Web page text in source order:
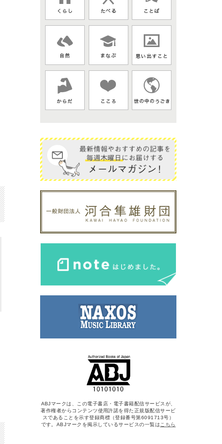
ABJマークは、この電子書店・電子書籍配信サービスが、
著作権者からコンテンツ使用許諾を得た正規版配信サービ
スであることを示す登録商標（登録番号第6091713号）
です。ABJマークを掲示しているサービスの一覧はこちら